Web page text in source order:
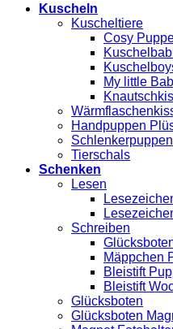
Kuscheln
Kuscheltiere
Cosy
My little
Handpuppen
Schlenkerpuppen
Tierschals
Schenken
Lesen
Schreiben
Mäppchen
Bleistift
Bleistift
Glücksboten
Glücksboten